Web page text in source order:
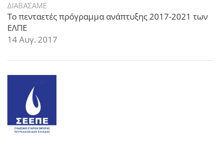
ΔΙΑΒΑΣΑΜΕ
Το πενταετές πρόγραμμα ανάπτυξης 2017-2021 των
ΕΛΠΕ
14 Αυγ. 2017